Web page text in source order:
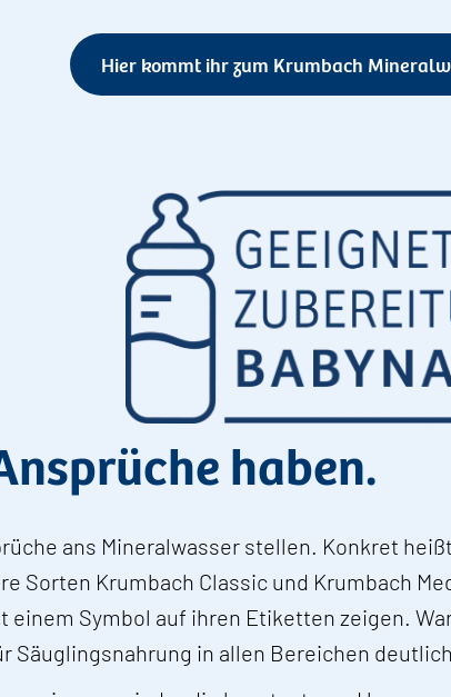
Hier kommt ihr zum Krumbach
haben.
ans Mineralwasser stellen. Konkret
Sorten Krumbach Classic und Krumbach
Symbol auf ihren Etiketten zeigen.
Säuglingsnahrung in allen Bereichen